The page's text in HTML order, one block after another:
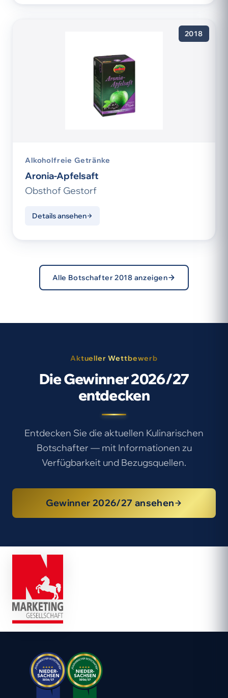
2018
Alkoholfreie Getränke
Aronia-Apfelsaft
Obsthof Gestorf
Details ansehen
Alle Botschafter 2018 anzeigen
Aktueller Wettbewerb
Die Gewinner 2026/27
entdecken
Entdecken Sie die aktuellen Kulinarischen
Botschafter — mit Informationen zu
Verfügbarkeit und Bezugsquellen.
Gewinner 2026/27 ansehen